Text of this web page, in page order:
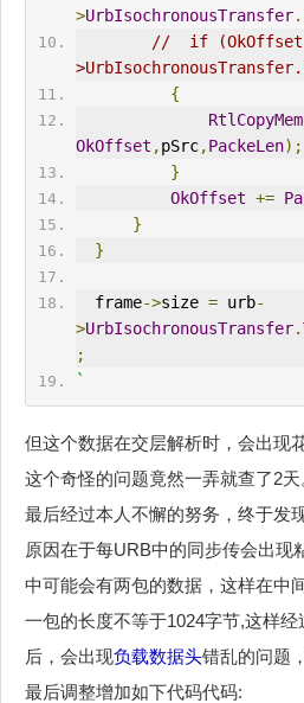
>UrbIsochronousTransfer.
//  if
{
OkOffset ,pSrc,PackeLen);
}
OkOffset +=
}
}
  frame
->size = urb-
>UrbIsochronousTransfer.
;
`
但这个数据在交层解析时，会出现
这个奇怪的问题竟然一弄就查了2天
最后经过本人不懈的努务，终于发
原因在于每URB中的同步传会出现
中可能会有两包的数据，这样在中
一包的长度不等于1024字节,这样
后，会出现负载数据头错乱的问题
最后调整增加如下代码代码: